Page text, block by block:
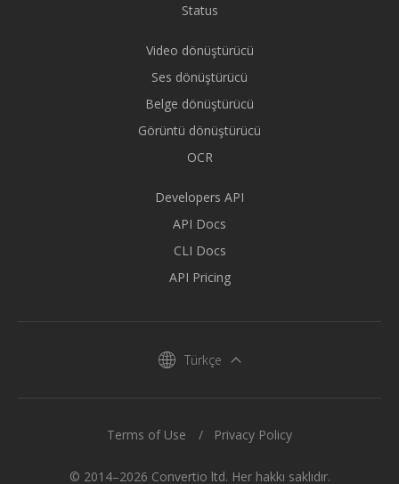
Status
Video dönüştürücü
Ses dönüştürücü
Belge dönüştürücü
Görüntü dönüştürücü
OCR
Developers API
API Docs
CLI Docs
API Pricing
Türkçe
© 2014–2026 Convertio ltd. Her hakkı saklıdır.
Terms of Use Privacy Policy